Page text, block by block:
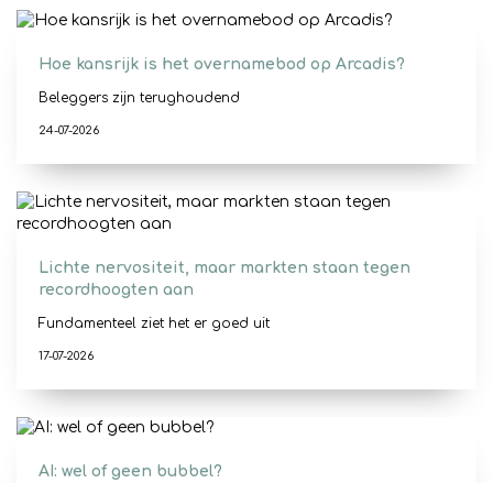
Hoe kansrijk is het overnamebod op Arcadis?
Beleggers zijn terughoudend
24-07-2026
Lichte nervositeit, maar markten staan tegen
recordhoogten aan
Fundamenteel ziet het er goed uit
17-07-2026
AI: wel of geen bubbel?